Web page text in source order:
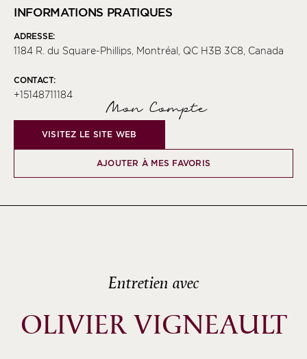
INFORMATIONS PRATIQUES
ADRESSE:
1184 R. du Square-Phillips, Montréal, QC H3B 3C8, Canada
CONTACT:
+15148711184
Mon Compte
VISITEZ LE SITE WEB
AJOUTER À MES FAVORIS
Entretien avec
OLIVIER VIGNEAULT